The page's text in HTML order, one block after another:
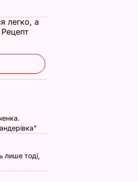
легко, а
лише тоді,